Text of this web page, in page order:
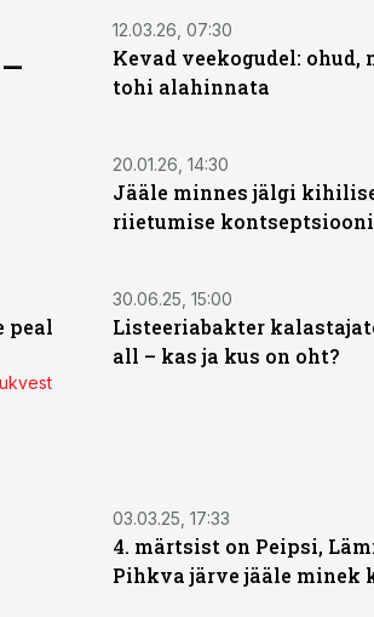
12.03.26, 07:30
Kevad veekogudel: ohud,
tohi alahinnata
20.01.26, 14:30
Jääle minnes jälgi
riietumise kontseptsiooni
peal
30.06.25, 15:00
Listeeriabakter
all – kas ja kus on oht?
03.03.25, 17:33
4. märtsist on Peipsi,
Pihkva järve jääle minek